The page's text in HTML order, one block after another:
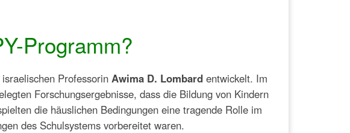
Programm?
Professorin Awima D. Lombardentwickelt. Im
Forschungsergebnisse, dass die Bildung von Kindern
die häuslichen Bedingungen eine tragende Rolle im
des Schulsystems vorbereitet waren.